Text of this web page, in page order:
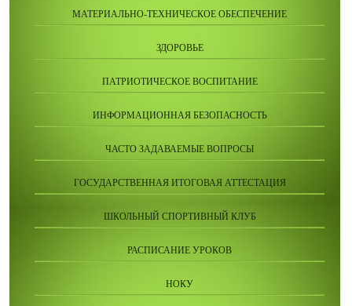
МАТЕРИАЛЬНО-ТЕХНИЧЕСКОЕ ОБЕСПЕЧЕНИЕ
ЗДОРОВЬЕ
ПАТРИОТИЧЕСКОЕ ВОСПИТАНИЕ
ИНФОРМАЦИОННАЯ БЕЗОПАСНОСТЬ
ЧАСТО ЗАДАВАЕМЫЕ ВОПРОСЫ
ГОСУДАРСТВЕННАЯ ИТОГОВАЯ АТТЕСТАЦИЯ
ШКОЛЬНЫЙ СПОРТИВНЫЙ КЛУБ
РАСПИСАНИЕ УРОКОВ
НОКУ